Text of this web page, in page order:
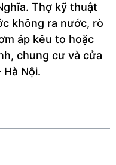
Thợ kỹ thuật
không ra nước, rò
áp kêu to hoặc
chung cư và cửa
Nội.